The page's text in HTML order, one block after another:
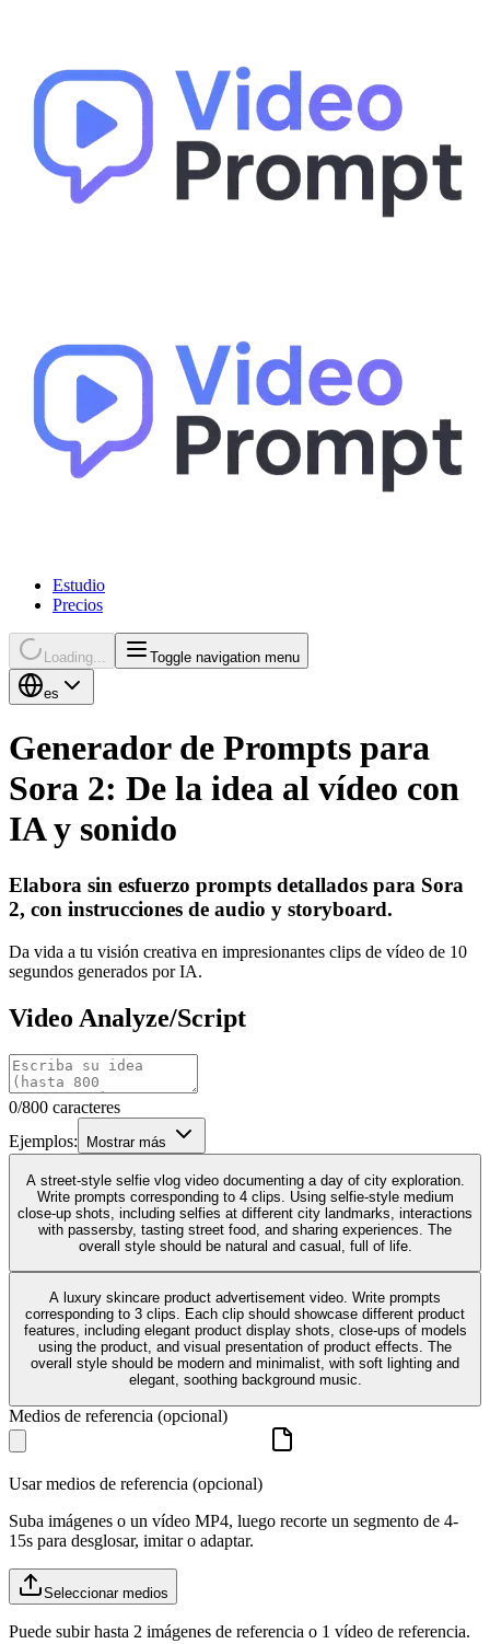
Estudio
Precios
Loading... Toggle navigation menu
es
Generador de Prompts para
Sora 2: De la idea al vídeo con
IA y sonido
Elabora sin esfuerzo prompts detallados para Sora
2, con instrucciones de audio y storyboard.
Da vida a tu visión creativa en impresionantes clips de vídeo de 10
segundos generados por IA.
Video Analyze/Script
0/800 caracteres
Ejemplos:
Mostrar más
A street-style selfie vlog video documenting a day of city exploration.
Write prompts corresponding to 4 clips. Using selfie-style medium
close-up shots, including selfies at different city landmarks, interactions
with passersby, tasting street food, and sharing experiences. The
overall style should be natural and casual, full of life.
A luxury skincare product advertisement video. Write prompts
corresponding to 3 clips. Each clip should showcase different product
features, including elegant product display shots, close-ups of models
using the product, and visual presentation of product effects. The
overall style should be modern and minimalist, with soft lighting and
elegant, soothing background music.
Medios de referencia (opcional)
Usar medios de referencia (opcional)
Suba imágenes o un vídeo MP4, luego recorte un segmento de 4-
15s para desglosar, imitar o adaptar.
Seleccionar medios
Puede subir hasta 2 imágenes de referencia o 1 vídeo de referencia.